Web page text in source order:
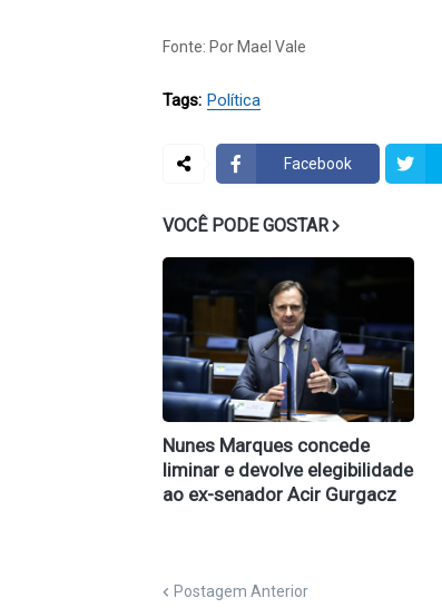
Fonte: Por Mael Vale
Tags: Política
Facebook
VOCÊ PODE GOSTAR
Nunes Marques concede
liminar e devolve elegibilidade
ao ex-senador Acir Gurgacz
Postagem Anterior